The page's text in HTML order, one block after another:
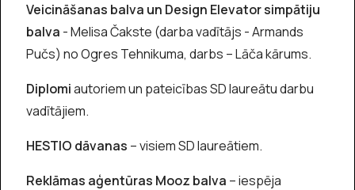
Veicināšanas balva un Design Elevator simpātiju
balva - Melisa Čakste (darba vadītājs - Armands
Pučs) no Ogres Tehnikuma, darbs – Lāča kārums.
Diplomiautoriem un pateicības SD laureātu darbu
vadītājiem.
HESTIO dāvanas – visiem SD laureātiem.
Reklāmas aģentūras Mooz balva – iespēja